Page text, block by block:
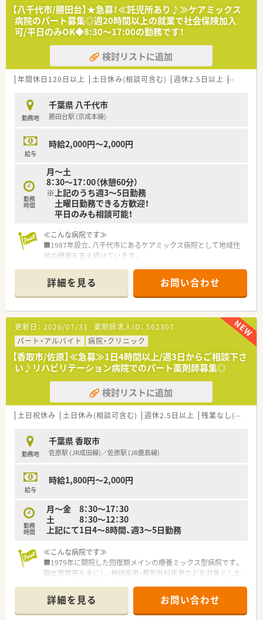
＜福利厚生＞
■≪病院敷地内に託児所あり≫
24時間対応！0歳児～小学校3年生までのお子様を中心にお預か
りしています。
育児休暇取得、復帰している職員も多くワークライフバランス◎
■職員食堂あり
■保養所・スポーツクラブ優待制度あり
【八千代市/勝田台】★急募！≪託児所あり♪≫ケアミックス
病院のパート募集◎週20時間以上の就業で社会保険加入
可/平日のみOK◆8:30～17:00の勤務です！
検討リストに追加
年間休日120日以上 土日休み(相談可含む) 週休2.5日以上 週32h以
勤務地
千葉県 八千代市
勝田台駅 (京成本線)
給与
時給2,000円～2,000円
勤務
時間
月～土
8：30～17：00（休憩60分）
※上記のうち週3～5日勤務
土曜日勤務できる方歓迎！
平日のみも相談可能！
≪こんな病院です≫
■1987年設立、八千代市にあるケアミックス病院として地域住
民の健康を支え続けています。
していただける環境です。
■一般病床195床・療養病床120床です。
複数科目診療している病院なので、病院薬剤師として経験を積め
る環境です。
≪業務内容≫
服薬指導・監査・調剤・医薬品管理・DI業務・持参薬チェック・病棟
業務・注射セット・病棟服薬指導など
≪福利厚生≫
■≪病院敷地内に託児所あり≫
24時間対応！0歳児～小学校3年生までのお子様を中心にお預か
りしています。
育児休暇取得、復帰している職員も多くワークライフバランス◎
■保養所・スポーツクラブ優待制度あり
○こんな方にオススメ○
■平日のみ、残業少なめ等メリハリをもって働きたい方！
詳細を見る お問い合わせ
更新日： 2026/07/31 薬剤師求人ID： 562307
パート・アルバイト
病院・クリニック
【香取市/佐原】≪急募≫1日4時間以上/週3日からご相談下さ
い♪リハビリテーション病院でのパート薬剤師募集◎
検討リストに追加
土日祝休み 土日休み(相談可含む) 週休2.5日以上 残業なし(ほぼなし含む)
勤務地
千葉県 香取市
佐原駅 (JR成田線)／佐原駅 (JR鹿島線)
給与
時給1,800円～2,000円
勤務
時間
月～金 8：30～17：30
土 8：30～12：30
上記にて1日4～8時間、週3～5日勤務
≪こんな病院です≫
■1979年に開院した回復期メインの療養ミックス型病院です。
脳血管障害を主にし、神経疾患・整形外科疾患などを対象とした
者様をサポートしています。
回復期リハビリテーション病床約157床、療養病棟60床を有して
います。
詳細を見る お問い合わせ